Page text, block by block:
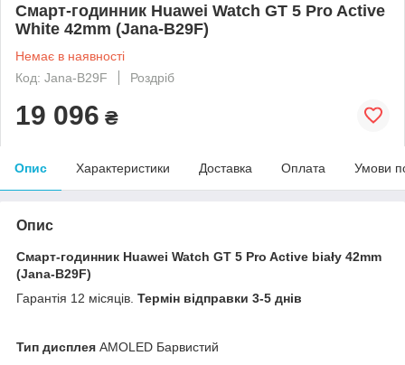
Смарт-годинник Huawei Watch GT 5 Pro Active
White 42mm (Jana-B29F)
Немає в наявності
Код: Jana-B29F
Роздріб
19 096 ₴
Опис Характеристики Доставка Оплата Умови
Опис
Смарт-годинник Huawei Watch GT 5 Pro Active biały 42mm
(Jana-B29F)
Гарантія 12 місяців. Термін відправки 3-5 днів
Тип дисплея AMOLED Барвистий